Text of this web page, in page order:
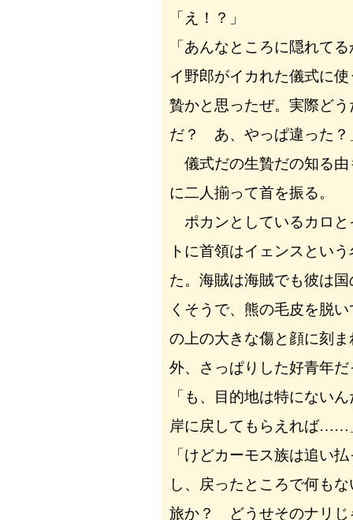
「え！？」
「あんなところに隠れて
イ野郎がイカれた儀式に
贄かと思ったぜ。実際ど
だ？ あ、やっぱ違った？
儀式だの生贄だの知る由
に二人揃って首を振る。
ポカンとしているカロと
トに首領はイェンスとい
た。海賊は海賊でも彼は
くそうで、熊の毛皮を脱
の上の大きな傷と顔に刻
外、さっぱりした好青年だ
「も、目的地は特にない
岸に戻してもらえれば……
「けどカーモス族は追い
し、戻ったところで何も
旅か？ どうせそのナリじ